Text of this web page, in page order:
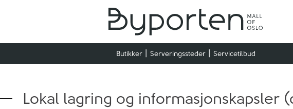
Butikker Serveringssteder Servicetilbud
Lokal lagring og informasjonskapsler